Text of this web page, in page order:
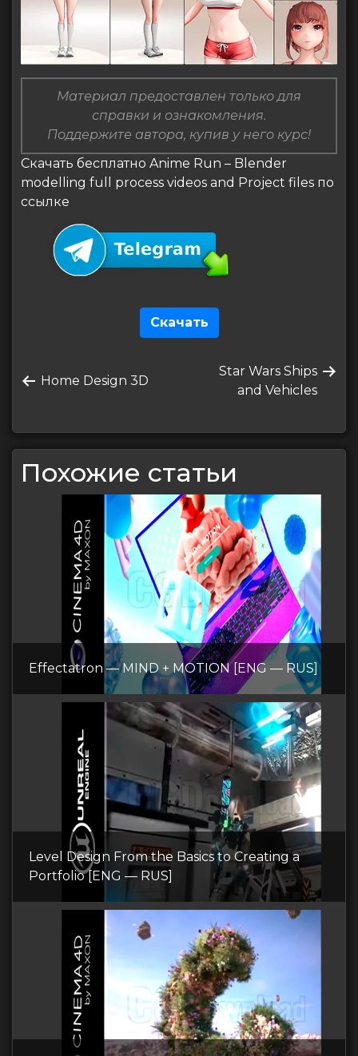
Материал предоставлен только для
справки и ознакомления.
Поддержите автора, купив у него курс!
Скачать бесплатно Anime Run – Blender
modelling full process videos and Project files по
ссылке
Скачать
поПредыдущая
Home Design 3D
Следующая
запись
Star Wars Ships
and Vehicles
Похожие статьи
Effectatron — MIND + MOTION [ENG — RUS]
Level Design From the Basics to Creating a
Portfolio [ENG — RUS]